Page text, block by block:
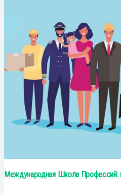
Международная Школа Профессий: